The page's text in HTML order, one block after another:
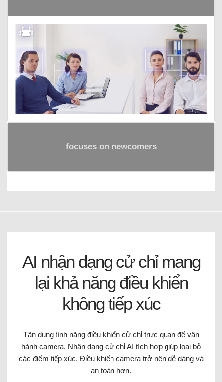
focuses on newcomers
AI nhận dạng cử chỉ mang
lại khả năng điều khiển
không tiếp xúc
Tận dụng tính năng điều khiển cử chỉ trực quan để vận
hành camera. Nhận dạng cử chỉ AI tích hợp giúp loại bỏ
các điểm tiếp xúc. Điều khiển camera trở nên dễ dàng và
an toàn hơn.